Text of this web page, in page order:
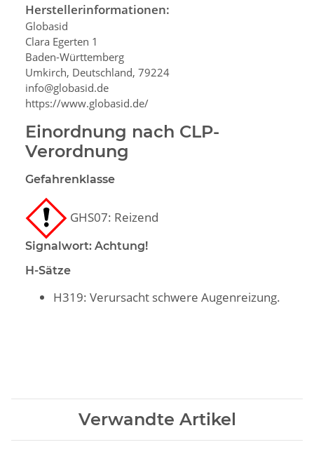
Herstellerinformationen:
Globasid
Clara Egerten 1
Baden-Württemberg
Umkirch, Deutschland, 79224
info@globasid.de
https://www.globasid.de/
Einordnung nach CLP-
Verordnung
Gefahrenklasse
GHS07: Reizend⁠
Signalwort: Achtung!
H-Sätze
H319: Verursacht schwere Augenreizung.
Verwandte Artikel